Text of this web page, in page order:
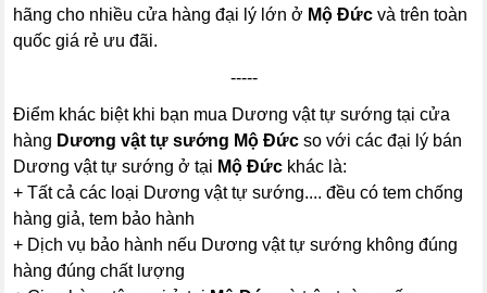
hãng cho nhiều cửa hàng đại lý lớn ở Mộ Đức và trên toàn
quốc giá rẻ ưu đãi.
-----
Điểm khác biệt khi bạn mua Dương vật tự sướng tại cửa
hàng Dương vật tự sướng Mộ Đức so với các đại lý bán
Dương vật tự sướng ở tại Mộ Đức khác là:
+ Tất cả các loại Dương vật tự sướng.... đều có tem chống
hàng giả, tem bảo hành
+ Dịch vụ bảo hành nếu Dương vật tự sướng không đúng
hàng đúng chất lượng